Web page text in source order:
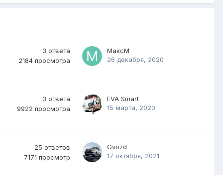
3 ответа
2184 просмотра
МаксМ
26 декабря, 2020
3 ответа
9922 просмотра
EVA Smart
15 марта, 2020
25 ответов
7171 просмотр
Gvozd
17 октября, 2021